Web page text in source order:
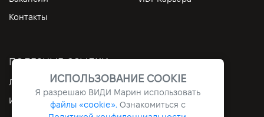
Контакты
ПОЛЕЗНЫЕ ССЫЛКИ
Личный кабинет
Контакты
Информация
ИСПОЛЬЗОВАНИЕ COOKIE
Я разрешаю ВИДИ Марин использовать
файлы «cookie». Ознакомиться с